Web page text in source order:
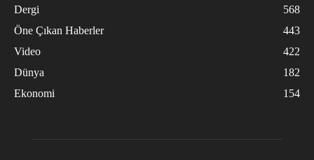
Dergi
568
Öne Çıkan Haberler
443
Video
422
Dünya
182
Ekonomi
154